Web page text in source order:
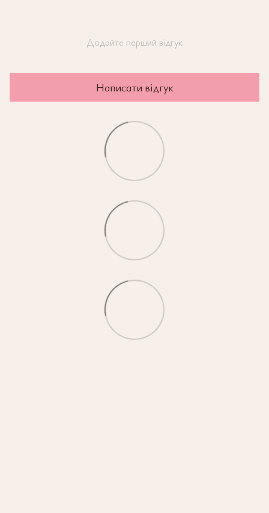
Додайте перший відгук
Написати відгук